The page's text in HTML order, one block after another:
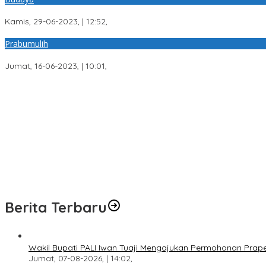
Kamis, 29-06-2023, | 12:52,
Prabumulih
Jumat, 16-06-2023, | 10:01,
Berita Terbaru
Wakil Bupati PALI Iwan Tuaji Mengajukan Permohonan
Jumat, 07-08-2026, | 14:02,